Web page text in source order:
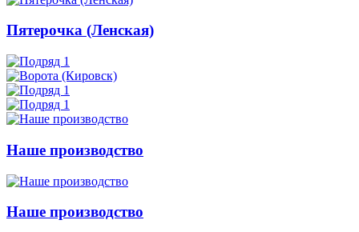
Пятерочка (Ленская)
Наше производство
Наше производство